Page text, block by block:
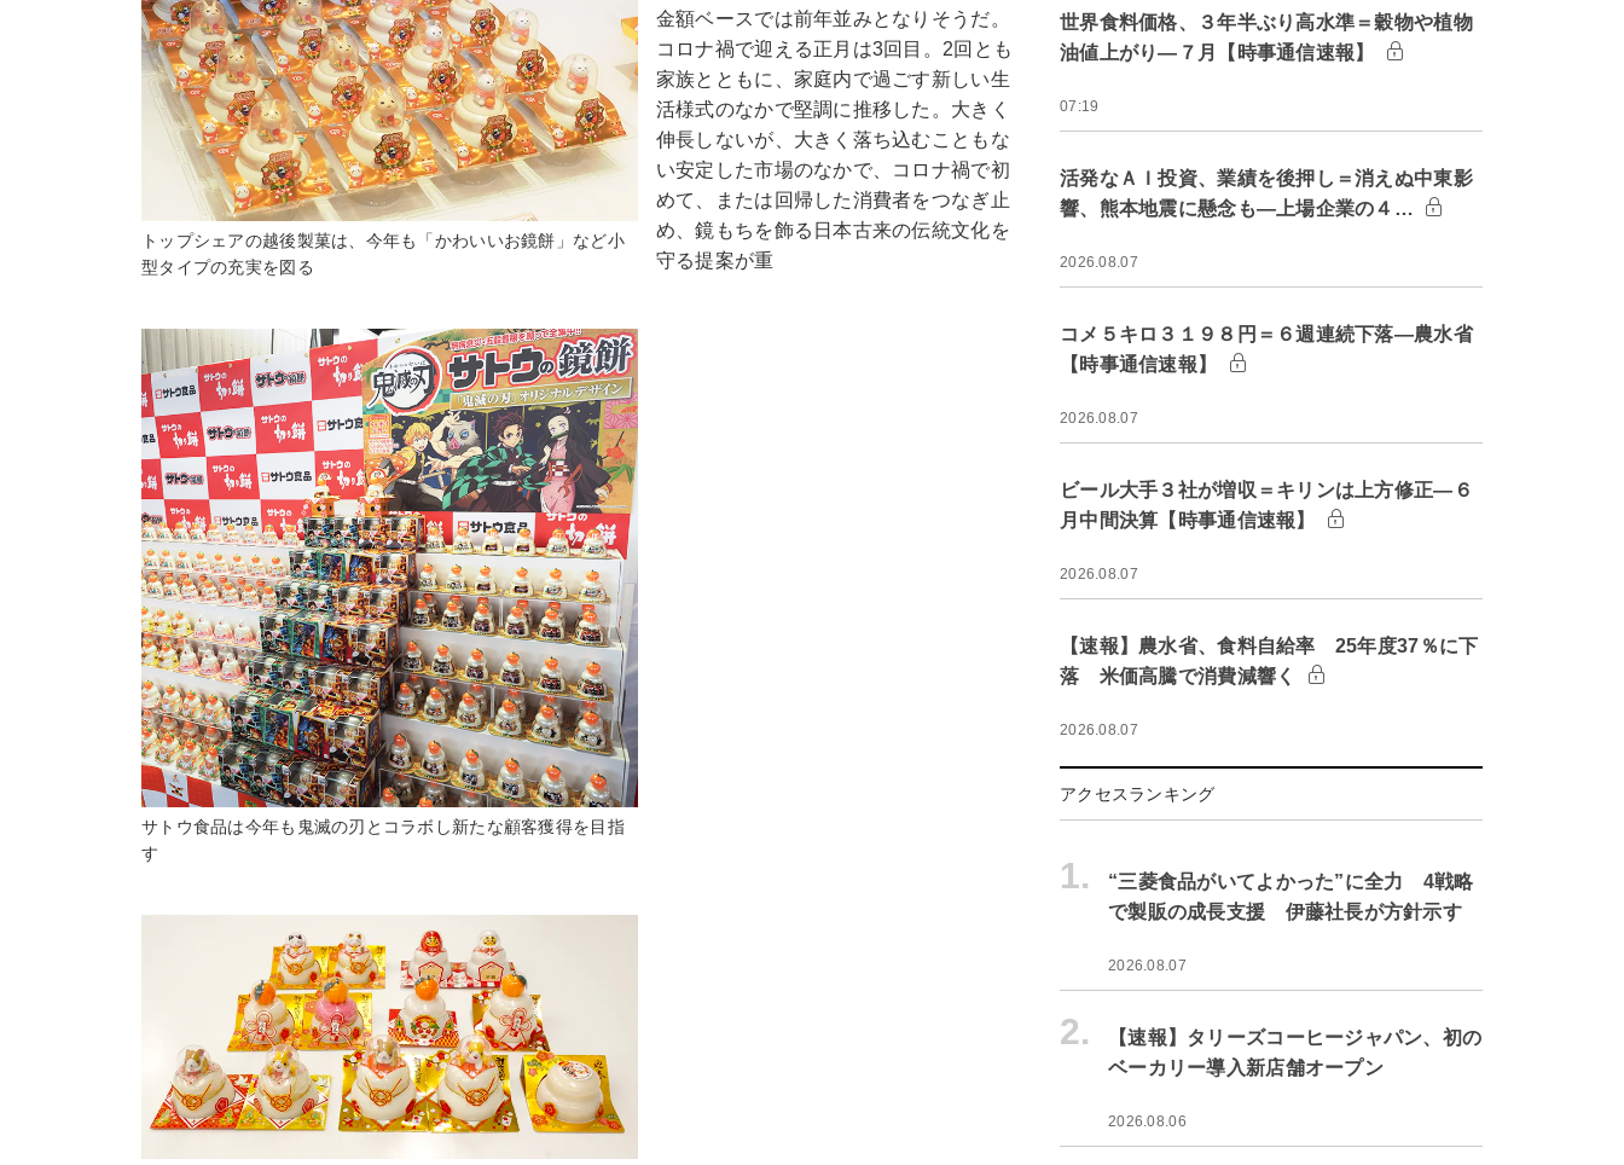
トップシェアの越後製菓は、今年も「かわいいお鏡餅」など小
型タイプの充実を図る
サトウ食品は今年も鬼滅の刃とコラボし新たな顧客獲得を目指
す
金額ベースでは前年並みとなりそうだ。
コロナ禍で迎える正月は3回目。2回とも
家族とともに、家庭内で過ごす新しい生
活様式のなかで堅調に推移した。大きく
伸長しないが、大きく落ち込むこともな
い安定した市場のなかで、コロナ禍で初
めて、または回帰した消費者をつなぎ止
め、鏡もちを飾る日本古来の伝統文化を
守る提案が重
世界食料価格、３年半ぶり高水準＝穀物や植物
油値上がり―７月【時事通信速報】
07:19
活発なＡＩ投資、業績を後押し＝消えぬ中東影
響、熊本地震に懸念も―上場企業の４…
2026.08.07
コメ５キロ３１９８円＝６週連続下落―農水省
【時事通信速報】
2026.08.07
ビール大手３社が増収＝キリンは上方修正―６
月中間決算【時事通信速報】
2026.08.07
【速報】農水省、食料自給率 25年度37％に下
落 米価高騰で消費減響く
2026.08.07
アクセスランキング
1.
“三菱食品がいてよかった”に全力 4戦略
で製販の成長支援 伊藤社長が方針示す
2026.08.07
2.
【速報】タリーズコーヒージャパン、初の
ベーカリー導入新店舗オープン
2026.08.06